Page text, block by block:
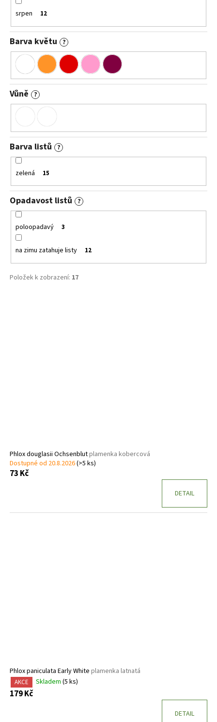
srpen 12
Barva květu ?
Vůně ?
Barva listů ?
zelená 15
Opadavost listů ?
poloopadavý 3
na zimu zatahuje listy 12
Položek k zobrazení: 17
ů
Phlox douglasii Ochsenblutplamenka kobercová
Dostupné od 20.8.2026(>5 ks)
73 Kč
DETAIL
Phlox paniculata Early White plamenka latnatá
AKCE Skladem (5 ks)
179 Kč
DETAIL